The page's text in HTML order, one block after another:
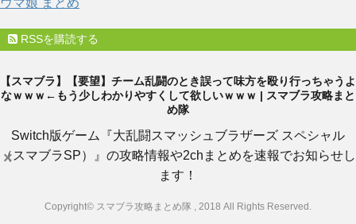
RSSを購読する
×
【スマブラ】【要望】チーム乱闘のとき誤って味方を殴り行っちゃうよ
なｗｗｗ←もう少しわかりやすくして欲しいｗｗｗ | スマブラ攻略まと
め隊
Switch版ゲーム『大乱闘スマッシュブラザーズ スペシャル
（スマブラSP）』の攻略情報や2chまとめを速報でお知らせし
ます！
Copyright© スマブラ攻略まとめ隊 , 2018 All Rights Reserved.